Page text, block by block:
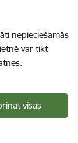
nepieciešamās
var tikt
visas